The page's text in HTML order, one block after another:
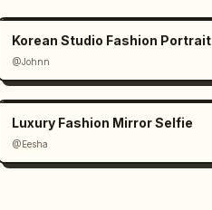
Korean Studio Fashion Portrait
@Johnn
Luxury Fashion Mirror Selfie
@Eesha